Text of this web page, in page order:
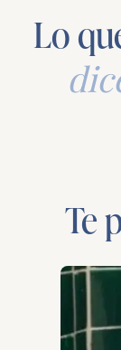
Lo
Te